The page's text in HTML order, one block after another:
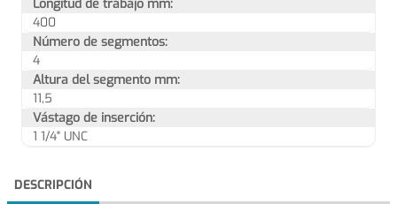
Longitud de trabajo mm:
400
Número de segmentos:
4
Altura del segmento mm:
11,5
Vástago de inserción:
1 1/4" UNC
DESCRIPCIÓN